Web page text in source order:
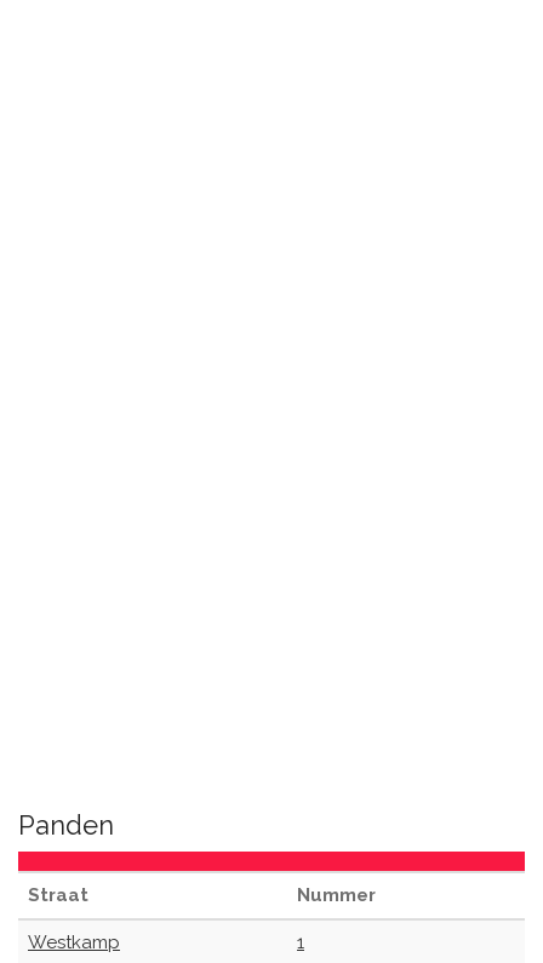
Panden
Straat Nummer
Westkamp 1